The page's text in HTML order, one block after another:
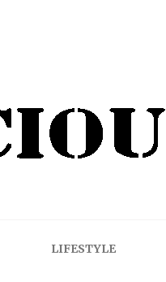
LIFESTYLE